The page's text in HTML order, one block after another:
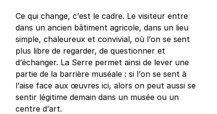
Ce qui change, c’est le cadre. Le visiteur entre
dans un ancien bâtiment agricole, dans un lieu
simple, chaleureux et convivial, où l’on se sent
plus libre de regarder, de questionner et
d’échanger. La Serre permet ainsi de lever une
partie de la barrière muséale : si l’on se sent à
l’aise face aux œuvres ici, alors on peut aussi se
sentir légitime demain dans un musée ou un
centre d’art.